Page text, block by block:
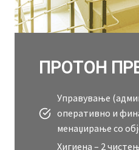
ПРОТОН
Управување
оперативно и
менаџирање со
Хигиена – 2